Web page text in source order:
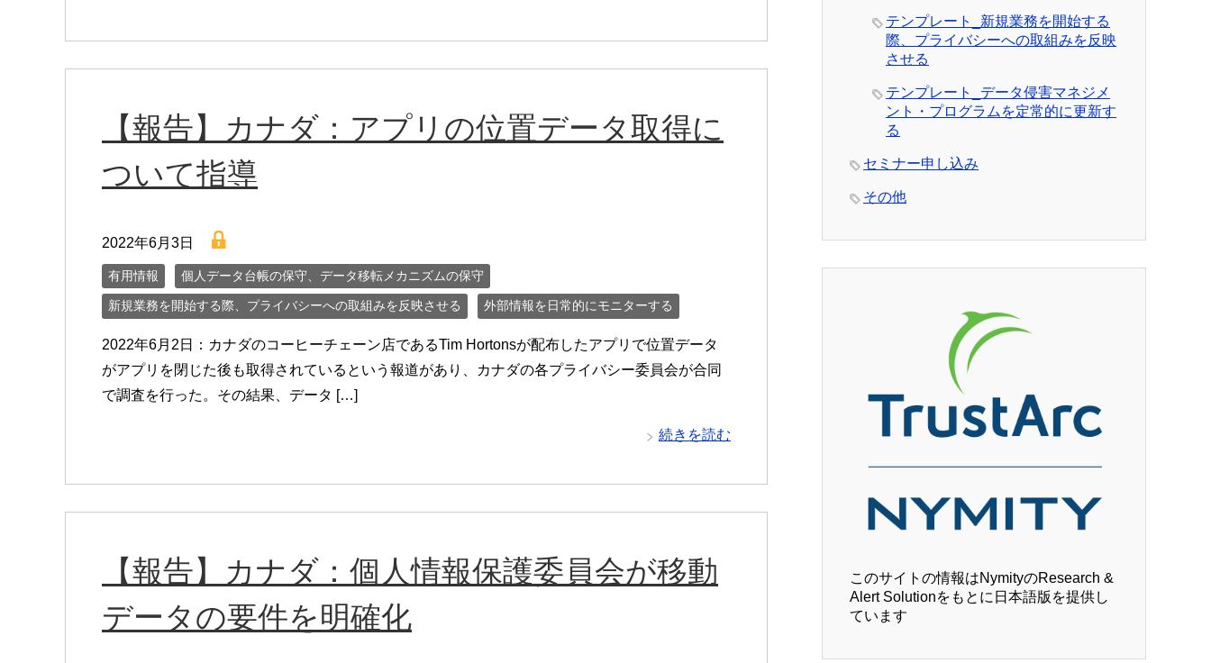
【報告】カナダ：アプリの位置データ取得に
ついて指導
2022年6月3日 lock
有用情報 個人データ台帳の保守、データ移転メカニズムの保守
新規業務を開始する際、プライバシーへの取組みを反映させる 外部情報を日常的にモニターする
2022年6月2日：カナダのコーヒーチェーン店であるTim Hortonsが配布したアプリで位置データ
がアプリを閉じた後も取得されているという報道があり、カナダの各プライバシー委員会が合同
で調査を行った。その結果、データ […]
続きを読む
【報告】カナダ：個人情報保護委員会が移動
データの要件を明確化
テンプレート_新規業務を開始する
際、プライバシーへの取組みを反映
させる
テンプレート_データ侵害マネジメ
ント・プログラムを定常的に更新す
る
セミナー申し込み
その他
このサイトの情報はNymityのResearch &
Alert Solutionをもとに日本語版を提供し
ています